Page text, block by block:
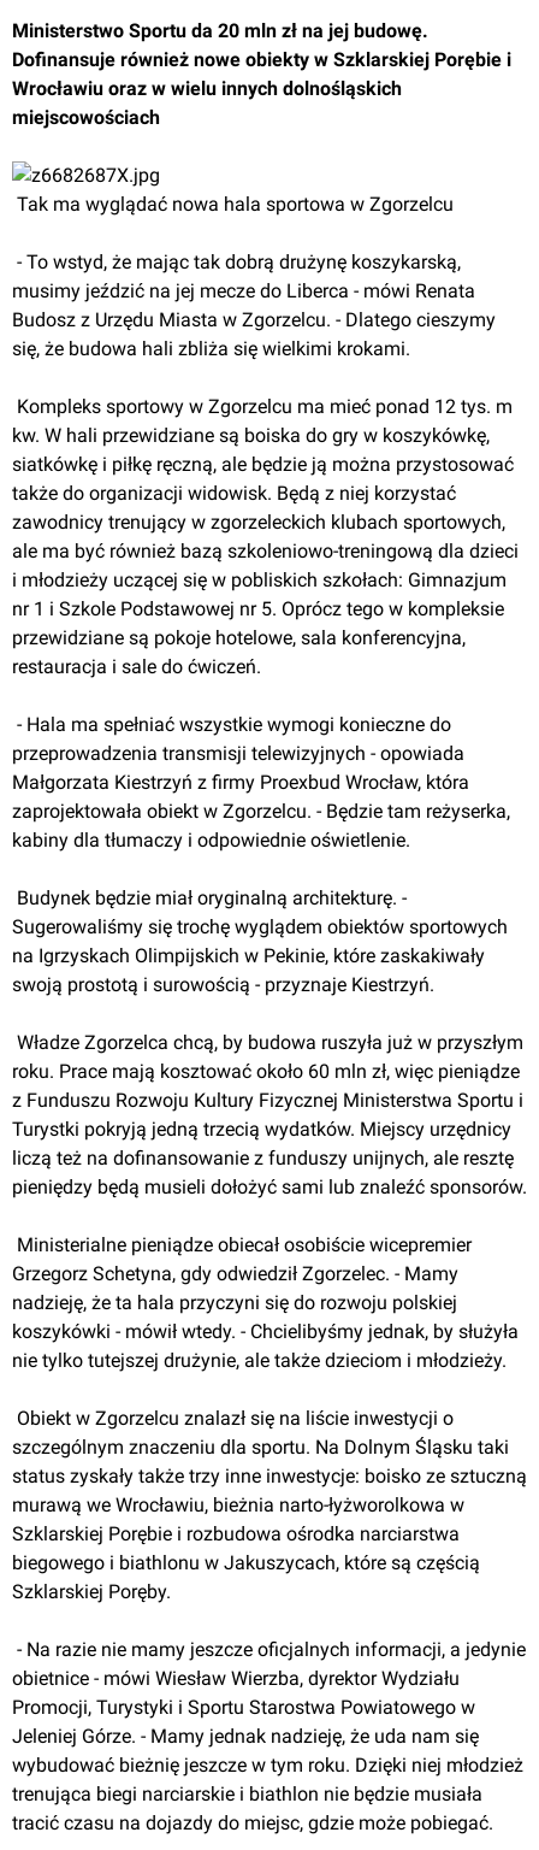
Ministerstwo Sportu da 20 mln zł na jej budowę.
Dofinansuje również nowe obiekty w Szklarskiej Porębie i
Wrocławiu oraz w wielu innych dolnośląskich
miejscowościach
Tak ma wyglądać nowa hala sportowa w Zgorzelcu
musimy jeździć na jej mecze do Liberca - mówi Renata
Budosz z Urzędu Miasta w Zgorzelcu. - Dlatego cieszymy
się, że budowa hali zbliża się wielkimi krokami.
kw. W hali przewidziane są boiska do gry w koszykówkę,
siatkówkę i piłkę ręczną, ale będzie ją można przystosować
także do organizacji widowisk. Będą z niej korzystać
zawodnicy trenujący w zgorzeleckich klubach sportowych,
ale ma być również bazą szkoleniowo-treningową dla dzieci
i młodzieży uczącej się w pobliskich szkołach: Gimnazjum
nr 1 i Szkole Podstawowej nr 5. Oprócz tego w kompleksie
przewidziane są pokoje hotelowe, sala konferencyjna,
restauracja i sale do ćwiczeń.
przeprowadzenia transmisji telewizyjnych - opowiada
Małgorzata Kiestrzyń z firmy Proexbud Wrocław, która
zaprojektowała obiekt w Zgorzelcu. - Będzie tam reżyserka,
kabiny dla tłumaczy i odpowiednie oświetlenie.
Sugerowaliśmy się trochę wyglądem obiektów sportowych
na Igrzyskach Olimpijskich w Pekinie, które zaskakiwały
swoją prostotą i surowością - przyznaje Kiestrzyń.
roku. Prace mają kosztować około 60 mln zł, więc pieniądze
z Funduszu Rozwoju Kultury Fizycznej Ministerstwa Sportu i
Turystki pokryją jedną trzecią wydatków. Miejscy urzędnicy
liczą też na dofinansowanie z funduszy unijnych, ale resztę
pieniędzy będą musieli dołożyć sami lub znaleźć sponsorów.
Grzegorz Schetyna, gdy odwiedził Zgorzelec. - Mamy
nadzieję, że ta hala przyczyni się do rozwoju polskiej
koszykówki - mówił wtedy. - Chcielibyśmy jednak, by służyła
nie tylko tutejszej drużynie, ale także dzieciom i młodzieży.
szczególnym znaczeniu dla sportu. Na Dolnym Śląsku taki
status zyskały także trzy inne inwestycje: boisko ze sztuczną
murawą we Wrocławiu, bieżnia narto-łyżworolkowa w
Szklarskiej Porębie i rozbudowa ośrodka narciarstwa
biegowego i biathlonu w Jakuszycach, które są częścią
Szklarskiej Poręby.
obietnice - mówi Wiesław Wierzba, dyrektor Wydziału
Promocji, Turystyki i Sportu Starostwa Powiatowego w
Jeleniej Górze. - Mamy jednak nadzieję, że uda nam się
wybudować bieżnię jeszcze w tym roku. Dzięki niej młodzież
trenująca biegi narciarskie i biathlon nie będzie musiała
tracić czasu na dojazdy do miejsc, gdzie może pobiegać.